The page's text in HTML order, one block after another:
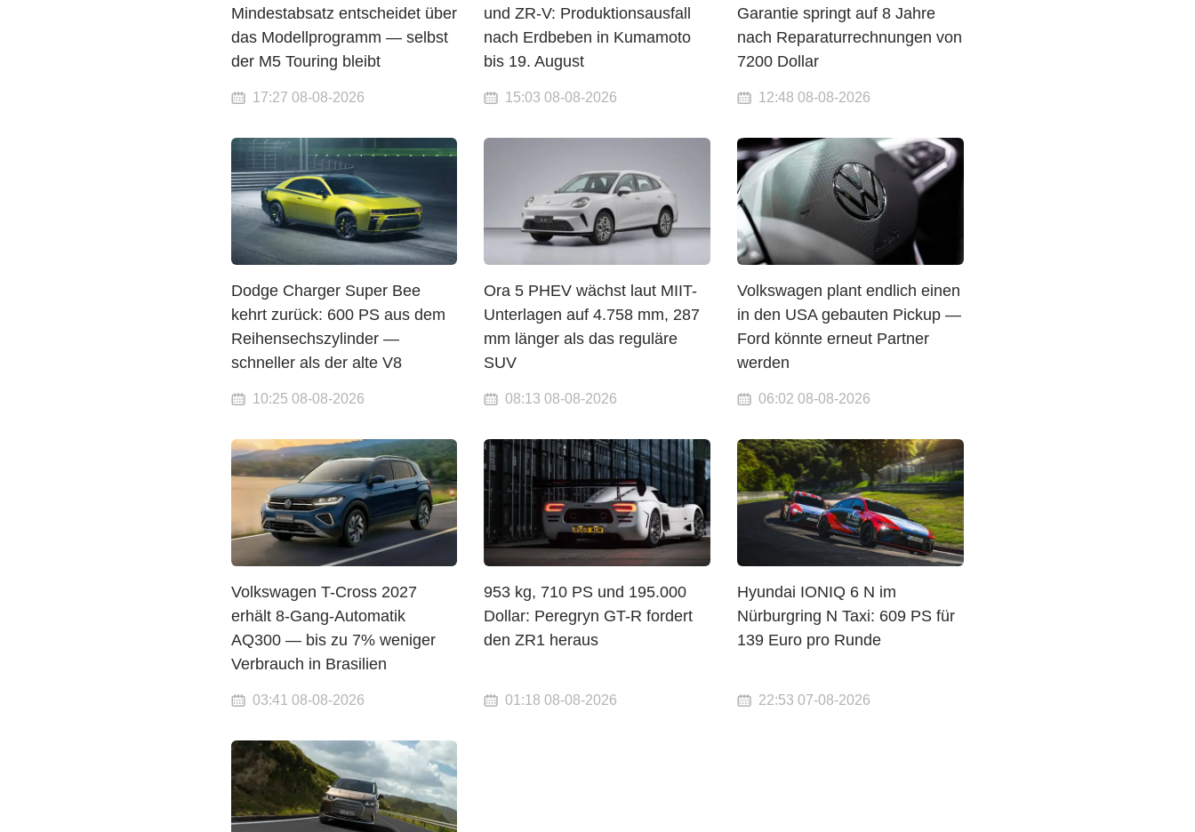
Mindestabsatz entscheidet über
das Modellprogramm — selbst
der M5 Touring bleibt
17:27 08-08-2026
und ZR-V: Produktionsausfall
nach Erdbeben in Kumamoto
bis 19. August
15:03 08-08-2026
Garantie springt auf 8 Jahre
nach Reparaturrechnungen von
7200 Dollar
12:48 08-08-2026
Dodge Charger Super Bee
kehrt zurück: 600 PS aus dem
Reihensechszylinder —
schneller als der alte V8
10:25 08-08-2026
Ora 5 PHEV wächst laut MIIT-
Unterlagen auf 4.758 mm, 287
mm länger als das reguläre
SUV
08:13 08-08-2026
Volkswagen plant endlich einen
in den USA gebauten Pickup —
Ford könnte erneut Partner
werden
06:02 08-08-2026
Volkswagen T-Cross 2027
erhält 8-Gang-Automatik
AQ300 — bis zu 7% weniger
Verbrauch in Brasilien
03:41 08-08-2026
953 kg, 710 PS und 195.000
Dollar: Peregryn GT-R fordert
den ZR1 heraus
01:18 08-08-2026
Hyundai IONIQ 6 N im
Nürburgring N Taxi: 609 PS für
139 Euro pro Runde
22:53 07-08-2026